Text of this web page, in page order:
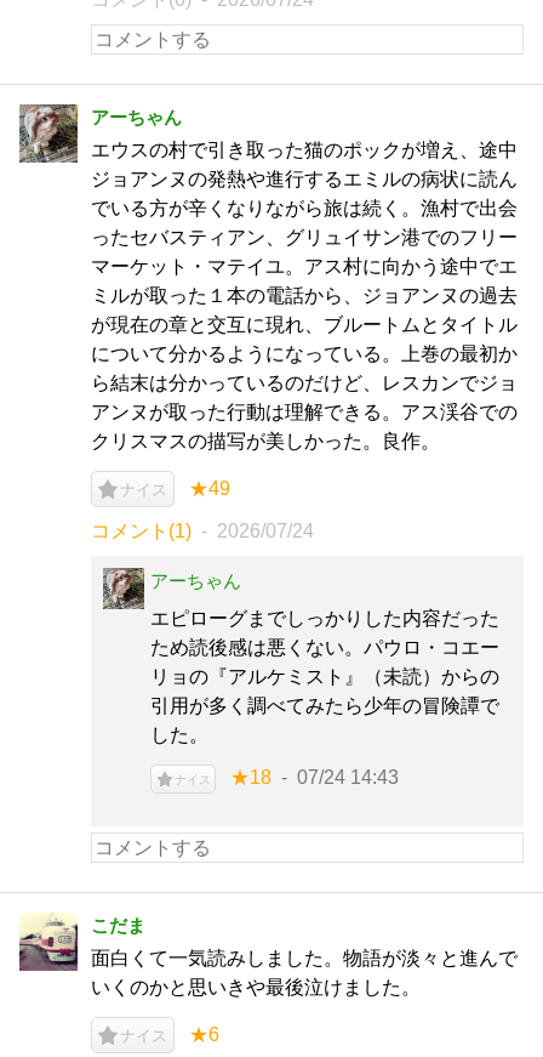
アーちゃん
エウスの村で引き取った猫のポックが増え、途中
ジョアンヌの発熱や進行するエミルの病状に読ん
でいる方が辛くなりながら旅は続く。漁村で出会
ったセバスティアン、グリュイサン港でのフリー
マーケット・マテイユ。アス村に向かう途中でエ
ミルが取った１本の電話から、ジョアンヌの過去
が現在の章と交互に現れ、ブルートムとタイトル
について分かるようになっている。上巻の最初か
ら結末は分かっているのだけど、レスカンでジョ
アンヌが取った行動は理解できる。アス渓谷での
クリスマスの描写が美しかった。良作。
ナイス ★49
コメント(1) 2026/07/24
アーちゃん
エピローグまでしっかりした内容だった
ため読後感は悪くない。パウロ・コエー
リョの『アルケミスト』（未読）からの
引用が多く調べてみたら少年の冒険譚で
した。
ナイス ★18 07/24 14:43
こだま
面白くて一気読みしました。物語が淡々と進んで
いくのかと思いきや最後泣けました。
ナイス ★6